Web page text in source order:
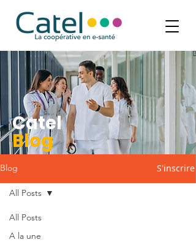
Blog S'inscrire
All Posts
A la une
All Posts
Catel
Blog